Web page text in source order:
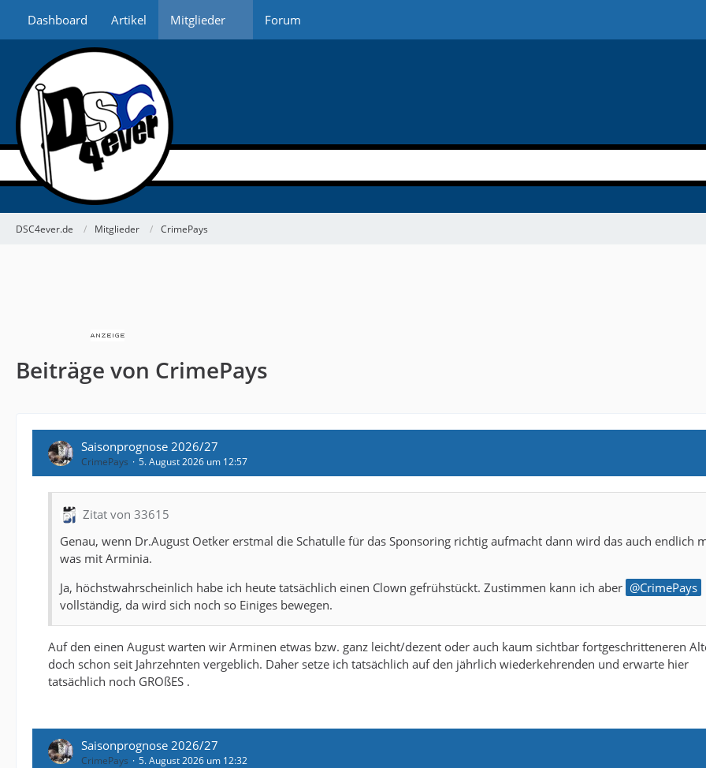
Dashboard Artikel Mitglieder Forum
DSC4ever.de Mitglieder CrimePays
Beiträge von CrimePays
Saisonprognose 2026/27
CrimePays 5. August 2026 um 12:57
Zitat von 33615
Genau, wenn Dr.August Oetker erstmal die Schatulle für das Sponsoring richtig aufmacht dann wird das auch endlich
was mit Arminia.
Ja, höchstwahrscheinlich habe ich heute tatsächlich einen Clown gefrühstückt. Zustimmen kann ich aber
CrimePays
vollständig, da wird sich noch so Einiges bewegen.
Auf den einen August warten wir Arminen etwas bzw. ganz leicht/dezent oder auch kaum sichtbar fortgeschritteneren
doch schon seit Jahrzehnten vergeblich. Daher setze ich tatsächlich auf den jährlich wiederkehrenden und erwarte hier
tatsächlich noch GROßES .
Saisonprognose 2026/27
CrimePays 5. August 2026 um 12:32